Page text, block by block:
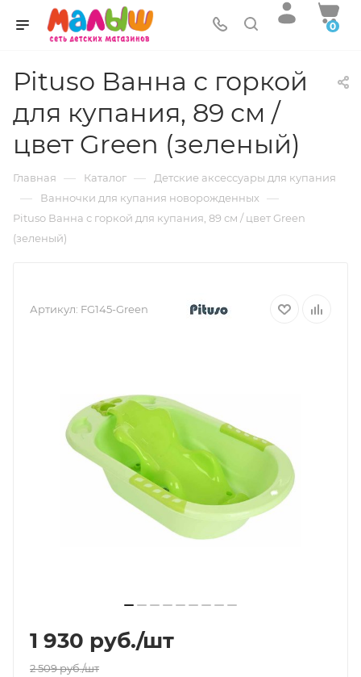
0
Pituso Ванна с горкой
для купания, 89 см /
цвет Green (зеленый)
Главная — Каталог — Детские аксессуары для купания
— Ванночки для купания новорожденных —
Pituso Ванна с горкой для купания, 89 см / цвет Green
(зеленый)
Артикул: FG145-Green
1 930 руб./шт
2 509руб./шт